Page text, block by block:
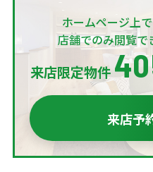
ホームページ上
店舗でのみ閲覧
来店限定物件
来店予